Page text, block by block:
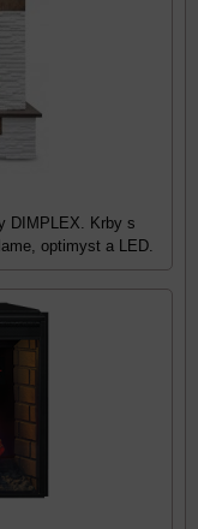
DIMPLEX. Krby s
optimyst a LED.